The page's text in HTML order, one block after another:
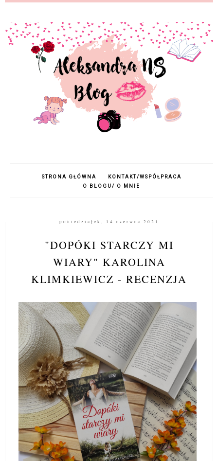
STRONA GŁÓWNA
KONTAKT/WSPÓŁPRACA
O BLOGU/ O MNIE
poniedziałek, 14 czerwca 2021
"DOPÓKI STARCZY MI
WIARY" KAROLINA
KLIMKIEWICZ - RECENZJA